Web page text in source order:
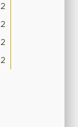
2
2
2
2